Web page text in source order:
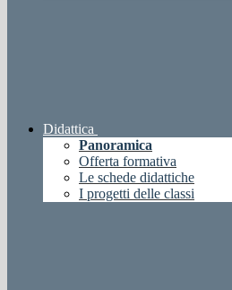
Didattica
Panoramica
Offerta formativa
Le schede didattiche
I progetti delle classi